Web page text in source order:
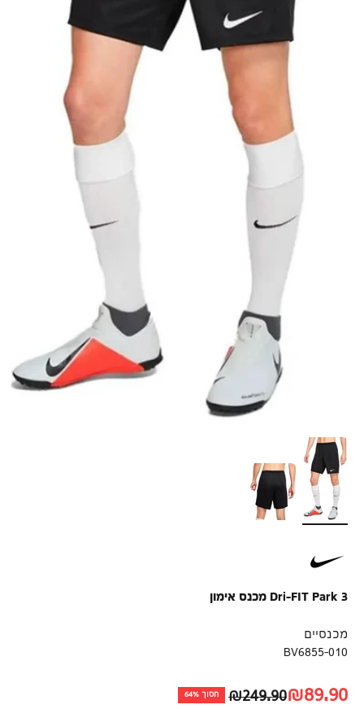
Dri-FIT Park 3 מכנס אימון
מכנסיים
BV6855-010
מחיר לאחר הנחה
₪89.90מחיר רגיל
₪249.90 חסוך 64%